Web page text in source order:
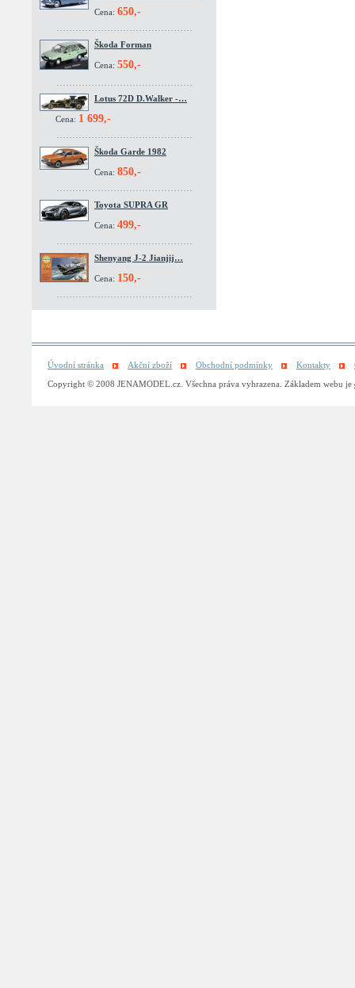
Cena: 650,-
Škoda Forman
Cena: 550,-
Lotus 72D D.Walker -…
Cena: 1 699,-
Škoda Garde 1982
Cena: 850,-
Toyota SUPRA GR
Cena: 499,-
Shenyang J-2 Jianjij…
Cena: 150,-
Úvodní stránka Akční zboží Obchodní podmínky Kontakty
Copyright © 2008 JENAMODEL.cz. Všechna práva vyhrazena. Základem webu je